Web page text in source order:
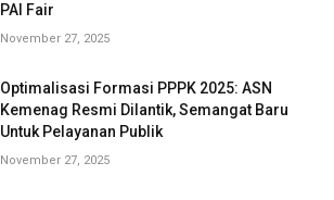
PAI Fair
November 27, 2025
Optimalisasi Formasi PPPK 2025: ASN
Kemenag Resmi Dilantik, Semangat Baru
Untuk Pelayanan Publik
November 27, 2025